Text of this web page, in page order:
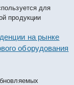
для
продукции
на рынке
оборудования